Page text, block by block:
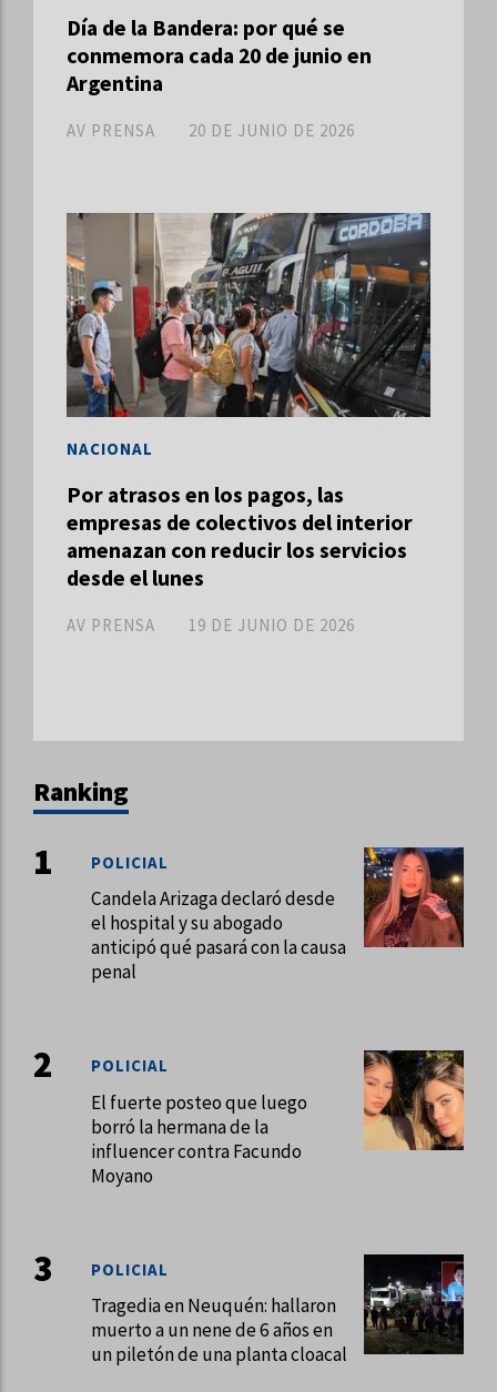
Día de la Bandera: por qué se
conmemora cada 20 de junio en
Argentina
AV PRENSA 20 DE JUNIO DE 2026
Por atrasos en los pagos, las
empresas de colectivos del interior
amenazan con reducir los servicios
desde el lunes
AV PRENSA
NACIONAL
19 DE JUNIO DE 2026
Ranking
Candela Arizaga declaró desde
el hospital y su abogado
anticipó qué pasará con la causa
penal
POLICIAL
El fuerte posteo que luego
borró la hermana de la
influencer contra Facundo
Moyano
POLICIAL
Tragedia en Neuquén: hallaron
muerto a un nene de 6 años en
un piletón de una planta cloacal
POLICIAL